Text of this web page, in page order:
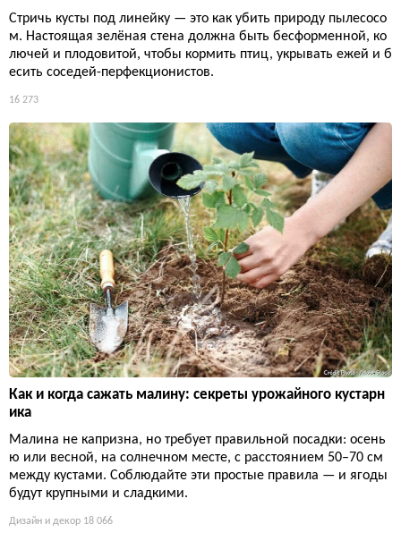
Стричь кусты под линейку — это как убить природу пылесосо
м. Настоящая зелёная стена должна быть бесформенной, ко
лючей и плодовитой, чтобы кормить птиц, укрывать ежей и б
есить соседей-перфекционистов.
16 273
Как и когда сажать малину: секреты урожайного кустарн
ика
Малина не капризна, но требует правильной посадки: осень
ю или весной, на солнечном месте, с расстоянием 50–70 см
между кустами. Соблюдайте эти простые правила — и ягоды
будут крупными и сладкими.
Дизайн и декор 18 066